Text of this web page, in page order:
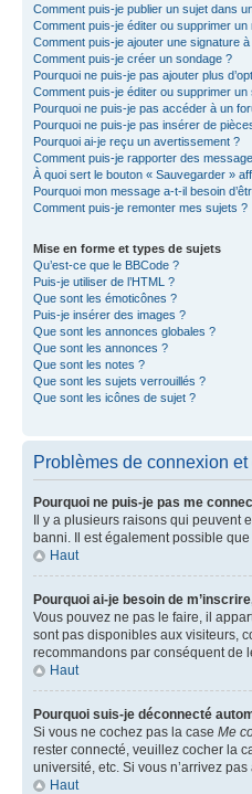
Comment puis-je publier un sujet dans
Comment puis-je éditer ou supprimer un
Comment puis-je ajouter une signature
Comment puis-je créer un sondage ?
Pourquoi ne puis-je pas ajouter plus
Comment puis-je éditer ou supprimer un
Pourquoi ne puis-je pas accéder à un
Pourquoi ne puis-je pas insérer de
Pourquoi ai-je reçu un avertissement ?
Comment puis-je rapporter des
À quoi sert le bouton « Sauvegarder »
Pourquoi mon message a-t-il besoin
Comment puis-je remonter mes sujets ?
Mise en forme et types de sujets
Qu’est-ce que le BBCode ?
Puis-je utiliser de l’HTML ?
Que sont les émoticônes ?
Puis-je insérer des images ?
Que sont les annonces globales ?
Que sont les annonces ?
Que sont les notes ?
Que sont les sujets verrouillés ?
Que sont les icônes de sujet ?
Problèmes de connexion et
Pourquoi ne puis-je pas me
Il y a plusieurs raisons qui peuvent
banni. Il est également possible
Haut
Pourquoi ai-je besoin de
Vous pouvez ne pas le faire, il
sont pas disponibles aux visiteurs,
recommandons par conséquent de
Haut
Pourquoi suis-je déconnecté
Si vous ne cochez pas la case Me
rester connecté, veuillez cocher la
université, etc. Si vous n’arrivez
Haut